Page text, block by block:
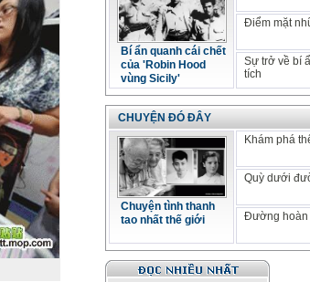
Bí ẩn quanh cái chết
của 'Robin Hood
vùng Sicily'
Điểm mặt
Sự trở về bí
tích
CHUYỆN ĐÓ ĐÂY
Chuyện tình thanh
tao nhất thế giới
Khám phá
Quỳ dưới
Đường hoàn